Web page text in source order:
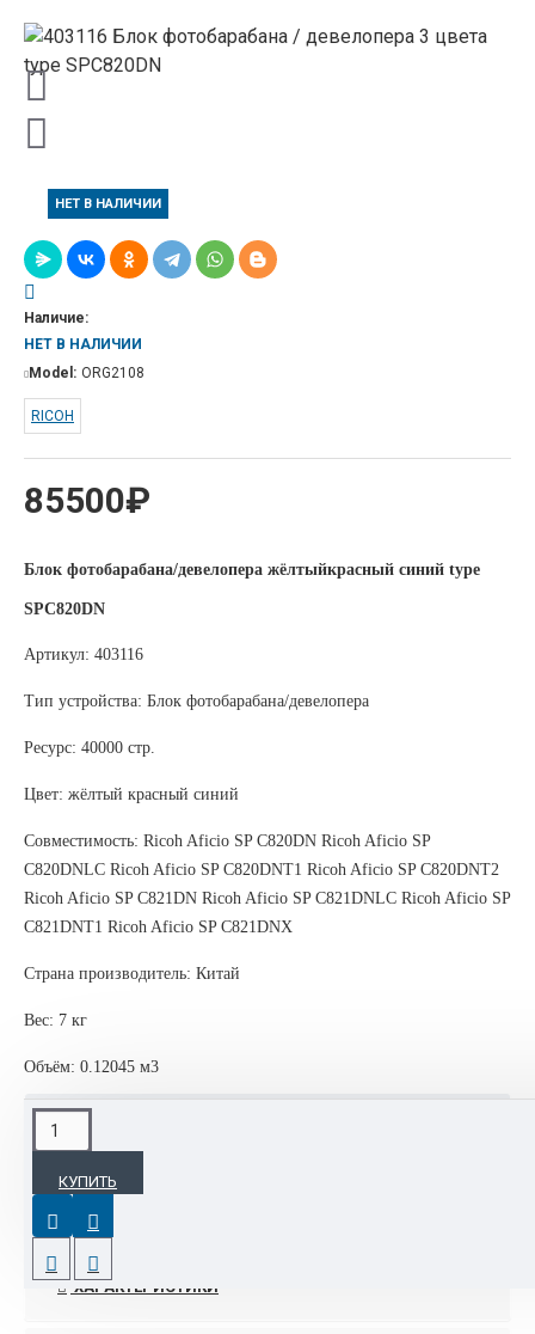
НЕТ В НАЛИЧИИ
85500₽
Наличие:
НЕТ В НАЛИЧИИ
Model: ORG2108
RICOH
Блок фотобарабана/девелопера жёлтыйкрасный синий type
SPC820DN
Артикул: 403116
Тип устройства: Блок фотобарабана/девелопера
Ресурс: 40000 стр.
Цвет: жёлтый красный синий
Совместимость: Ricoh Aficio SP C820DN Ricoh Aficio SP
C820DNLC Ricoh Aficio SP C820DNT1 Ricoh Aficio SP C820DNT2
Ricoh Aficio SP C821DN Ricoh Aficio SP C821DNLC Ricoh Aficio SP
C821DNT1 Ricoh Aficio SP C821DNX
Страна производитель: Китай
Вес: 7 кг
Объём: 0.12045 м3
КУПИТЬ
Приобретая в интернет-магазине "ОРГТЕХПОЛИ"
оригинальные расходные материалы RICOH для своего парка
техники, вы продлеваете срок службы КМА и не потеряете в
качестве печати документов или изображений.
ХАРАКТЕРИСТИКИ